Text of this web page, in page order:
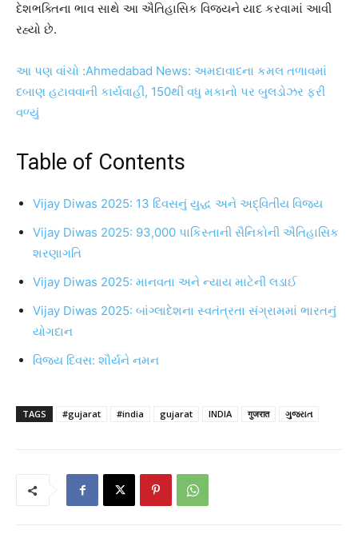
દેશભક્તિના ભાવ સાથે આ ઐતિહાસિક વિજયને યાદ કરવામાં આવી
રહ્યો છે.
આ પણ વાંચો :Ahmedabad News: અમદાવાદના કમલ તળાવમાં
દબાણ હટાવવાની કાર્યવાહી, 150થી વધુ મકાનો પર બુલડોઝર ફરી
વળ્યું
Table of Contents
Vijay Diwas 2025: 13 દિવસનું યુદ્ધ અને અદ્વિતીય વિજય
Vijay Diwas 2025: 93,000 પાકિસ્તાની સૈનિકોની ઐતિહાસિક
શરણાગતિ
Vijay Diwas 2025: માનવતા અને ન્યાય માટેની લડાઈ
Vijay Diwas 2025: બાંગ્લાદેશના સ્વતંત્રતા સંગ્રામમાં ભારતનું
યોગદાન
વિજય દિવસ: શૌર્યને નમન
TAGS #gujarat #india gujarat INDIA गुजरात ગુજરાત